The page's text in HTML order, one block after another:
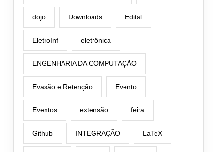
dojo Downloads Edital
EletroInf eletrônica
ENGENHARIA DA COMPUTAÇÃO
Evasão e Retenção Evento
Eventos extensão feira
Github INTEGRAÇÃO LaTeX